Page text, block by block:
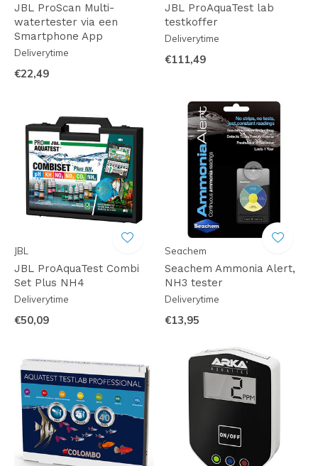
JBL ProScan Multi-
watertester via een
Smartphone App
Deliverytime
€22,49
JBL ProAquaTest lab
testkoffer
Deliverytime
€111,49
JBL
JBL ProAquaTest Combi
Set Plus NH4
Deliverytime
€50,09
Seachem
Seachem Ammonia Alert,
NH3 tester
Deliverytime
€13,95